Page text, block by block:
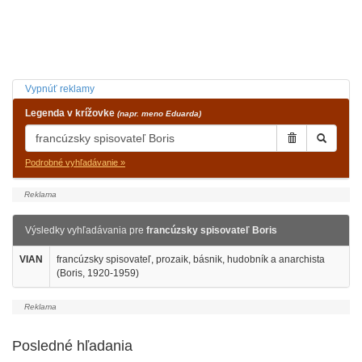
Vypnúť reklamy
Legenda v krížovke (napr. meno Eduarda)
Podrobné vyhľadávanie »
Výsledky vyhľadávania pre francúzsky spisovateľ Boris
VIAN
francúzsky spisovateľ, prozaik, básnik, hudobník a anarchista
(Boris, 1920-1959)
Posledné hľadania